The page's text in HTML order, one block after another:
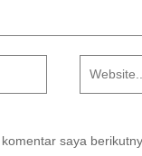
saya